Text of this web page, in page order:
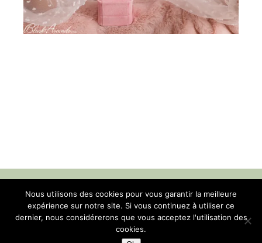
Contact-Mentions légales-Confidentialité
© Blush Avocado 2014-2025 tous droits réservés
Nous utilisons des cookies pour vous garantir la meilleure
expérience sur notre site. Si vous continuez à utiliser ce
dernier, nous considérerons que vous acceptez l'utilisation des
cookies.